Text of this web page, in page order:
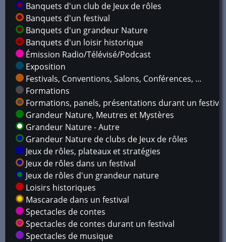
Banquets d'un club de Jeux de rôles
Banquets d'un festival
Banquets d'un grandeur Nature
Banquets d'un loisir historique
Émission Radio/Télévisé/Podcast
Exposition
Festivals, Conventions, Salons, Conférences, ...
Formations
Formations, panels, présentations durant un festival
Grandeur Nature, Meutres et Mystères
Grandeur Nature - Autre
Grandeur Nature de clubs de Jeux de rôles
Jeux de rôles, plateaux et stratégies
Jeux de rôles dans un festival
Jeux de rôles d'un grandeur nature
Loisirs historiques
Mascarade dans un festival
Spectacles de contes
Spectacles de contes durant un festival
Spectacles de musique